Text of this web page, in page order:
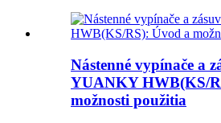
Nástenné vypínače a
YUANKY HWB(KS/
možnosti použitia